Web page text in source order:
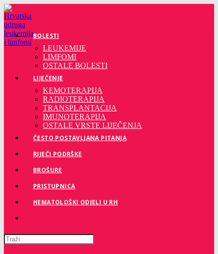
Preskoči
na
sadržaj
BOLESTI
LEUKEMIJE
LIMFOMI
OSTALE BOLESTI
LIJEČENJE
KEMOTERAPIJA
RADIOTERAPIJA
TRANSPLANTACIJA
IMUNOTERAPIJA
OSTALE VRSTE LIJEČENJA
ČESTO POSTAVLJANA PITANJA
RIJEČI PODRŠKE
BROŠURE
PRISTUPNICA
HEMATOLOŠKI ODJELI U RH
Pretražite
ovu